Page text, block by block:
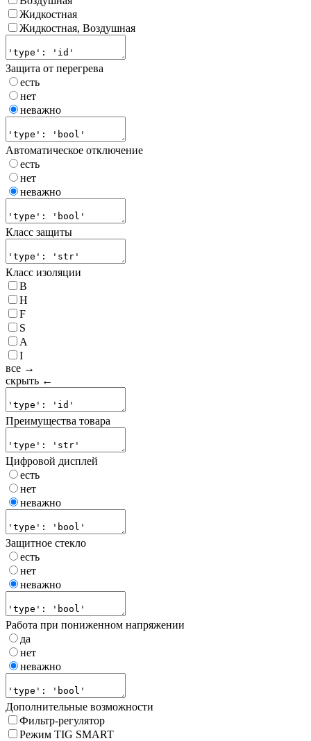
Жидкостная
Жидкостная, Воздушная
Защита от перегрева
есть
нет
неважно
Автоматическое отключение
есть
нет
неважно
Класс защиты
Класс изоляции
B
H
F
S
A
I
все →
скрыть ←
Преимущества товара
Цифровой дисплей
есть
нет
неважно
Защитное стекло
есть
нет
неважно
Работа при пониженном напряжении
да
нет
неважно
Дополнительные возможности
Фильтр-регулятор
Режим TIG SMART